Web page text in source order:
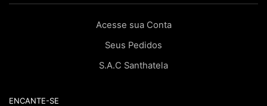
Acesse sua Conta
Seus Pedidos
S.A.C Santhatela
ENCANTE-SE